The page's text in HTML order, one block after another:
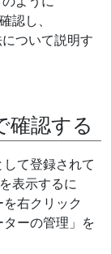
認し、
ついて説明す
確認する
て登録されて
表示するに
右クリック
ーの管理」を